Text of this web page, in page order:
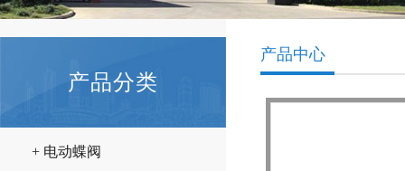
产品分类
+ 电动蝶阀
产品中心